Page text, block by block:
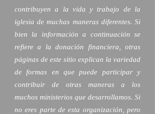
contribuyen a la vida y trabajo de la
iglesia de muchas maneras diferentes. Si
bien la información a continuación se
refiere a la donación financiera, otras
páginas de este sitio explican la variedad
de formas en que puede participar y
contribuir de otras maneras a los
muchos ministerios que desarrollamos. Si
no eres parte de esta organización, pero